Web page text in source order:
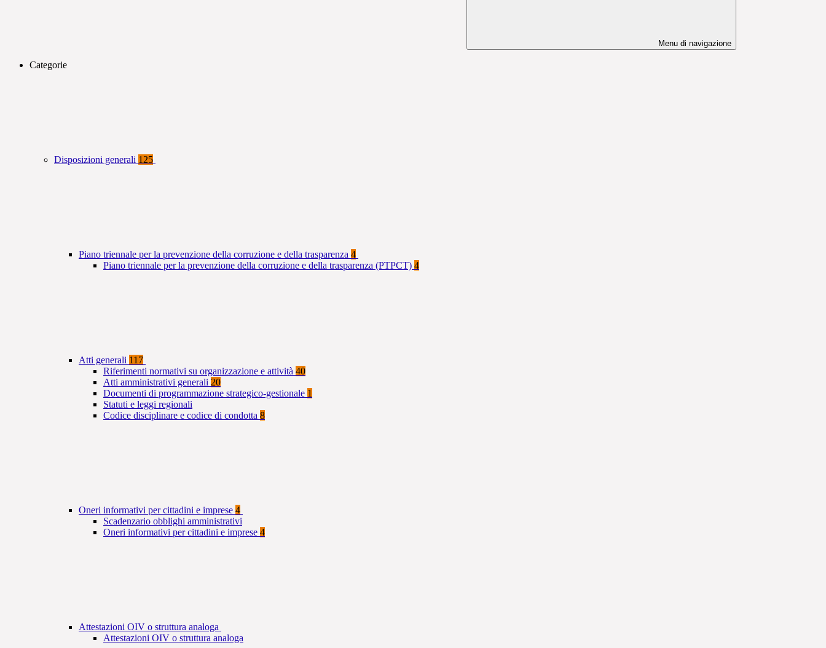
Menu di navigazione
Categorie
Disposizioni generali 125
Piano triennale per la prevenzione della corruzione e della trasparenza 4
Piano triennale per la prevenzione della corruzione e della trasparenza (PTPCT) 4
Atti generali 117
Riferimenti normativi su organizzazione e attività 40
Atti amministrativi generali 20
Documenti di programmazione strategico-gestionale 1
Statuti e leggi regionali
Codice disciplinare e codice di condotta 8
Oneri informativi per cittadini e imprese 4
Scadenzario obblighi amministrativi
Oneri informativi per cittadini e imprese 4
Attestazioni OIV o struttura analoga
Attestazioni OIV o struttura analoga